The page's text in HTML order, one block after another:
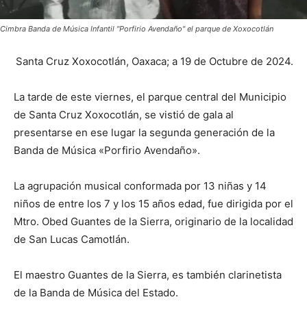
Cimbra Banda de Música Infantil "Porfirio Avendaño" el parque de Xoxocotlán
Santa Cruz Xoxocotlán, Oaxaca; a 19 de Octubre de 2024.
La tarde de este viernes, el parque central del Municipio
de Santa Cruz Xoxocotlán, se vistió de gala al
presentarse en ese lugar la segunda generación de la
Banda de Música «Porfirio Avendaño».
La agrupación musical conformada por 13 niñas y 14
niños de entre los 7 y los 15 años edad, fue dirigida por el
Mtro. Obed Guantes de la Sierra, originario de la localidad
de San Lucas Camotlán.
El maestro Guantes de la Sierra, es también clarinetista
de la Banda de Música del Estado.